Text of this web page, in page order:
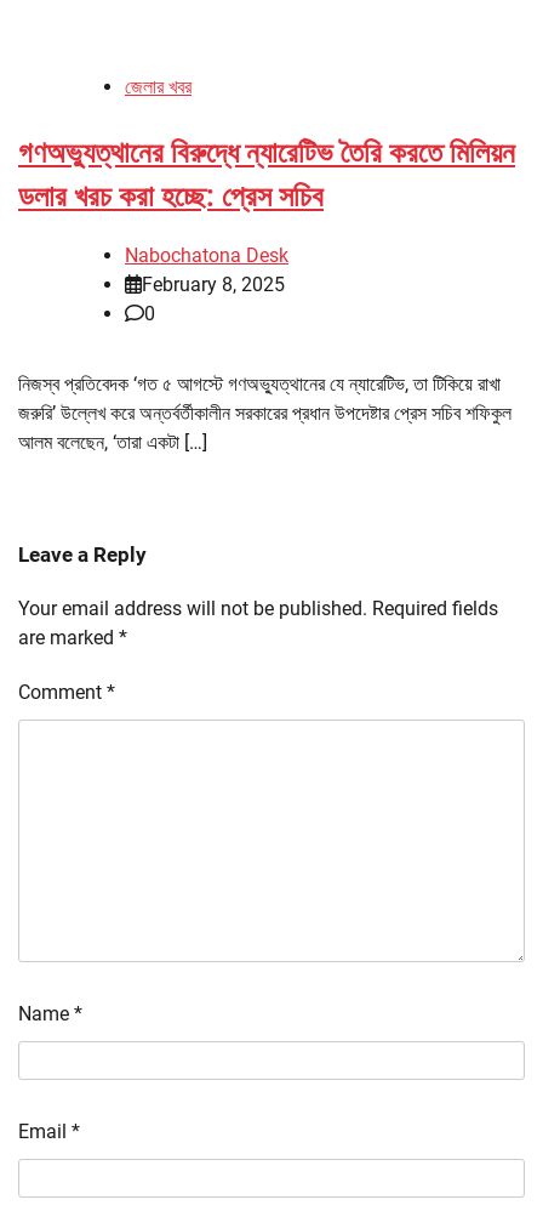
জেলার খবর
গণঅভ্যুত্থানের বিরুদ্ধে ন্যারেটিভ তৈরি করতে মিলিয়ন
ডলার খরচ করা হচ্ছে: প্রেস সচিব
Nabochatona Desk
February 8, 2025
0
নিজস্ব প্রতিবেদক ‘গত ৫ আগস্টে গণঅভ্যুত্থানের যে ন্যারেটিভ, তা টিকিয়ে রাখা
জরুরি’ উল্লেখ করে অন্তর্বর্তীকালীন সরকারের প্রধান উপদেষ্টার প্রেস সচিব শফিকুল
আলম বলেছেন, ‘তারা একটা […]
Leave a Reply
Your email address will not be published. Required fields
are marked *
Comment *
Name *
Email *